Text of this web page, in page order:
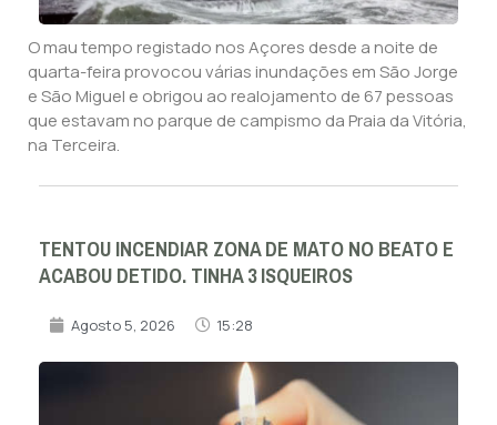
O mau tempo registado nos Açores desde a noite de
quarta-feira provocou várias inundações em São Jorge
e São Miguel e obrigou ao realojamento de 67 pessoas
que estavam no parque de campismo da Praia da Vitória,
na Terceira.
TENTOU INCENDIAR ZONA DE MATO NO BEATO E
ACABOU DETIDO. TINHA 3 ISQUEIROS
Agosto 5, 2026 15:28